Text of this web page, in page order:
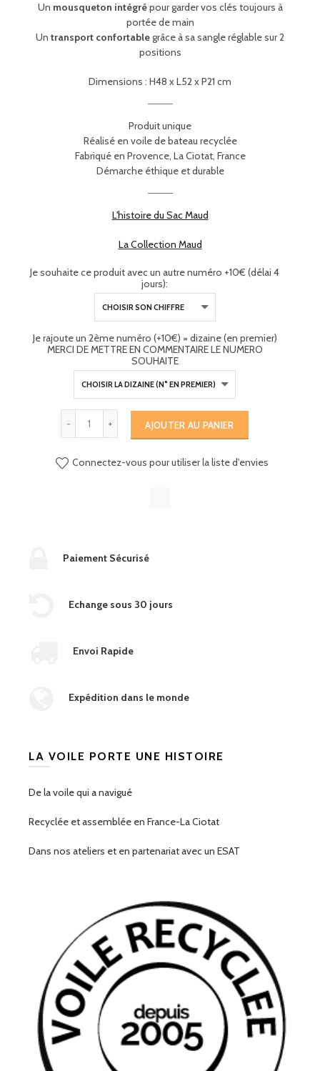
Un mousqueton intégrépour garder vos clés toujours à
portée de main
Un transport confortablegrâce à sa sangle réglable sur 2
positions
Dimensions : H48 x L52 x P21 cm
Produit unique
Réalisé en voile de bateau recyclée
Fabriqué en Provence, La Ciotat, France
Démarche éthique et durable
L'histoire du Sac Maud
La Collection Maud
Je souhaite ce produit avec un autre numéro +10€ (délai 4
jours):
Je rajoute un 2ème numéro (+10€) = dizaine (en premier)
MERCI DE METTRE EN COMMENTAIRE LE NUMERO
SOUHAITE
AJOUTER AU PANIER
Connectez-vous pour utiliser la liste d'envies
Paiement Sécurisé
Echange sous 30 jours
Envoi Rapide
Expédition dans le monde
LA VOILE PORTE UNE HISTOIRE
De la voile qui a navigué
Recyclée et assemblée en France-La Ciotat
Dans nos ateliers et en partenariat avec un ESAT